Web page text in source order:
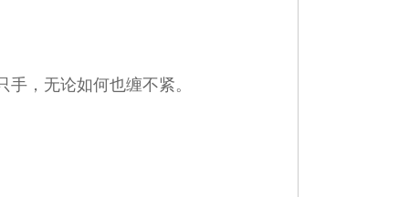
，无论如何也缠不紧。